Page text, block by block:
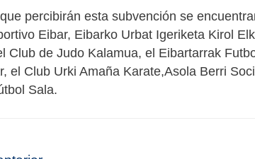
percibirán esta subvención se
Eibar, Eibarko Urbat Igeriketa Kirol
Club de Judo Kalamua, el Eibartarrak
el Club Urki Amaña Karate,Asola Berri
Sala.